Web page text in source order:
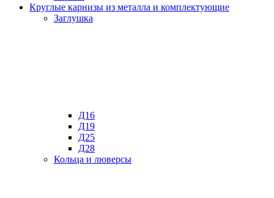
Круглые карнизы из металла и комплектующие
Заглушка
Д16
Д19
Д25
Д28
Кольца и люверсы